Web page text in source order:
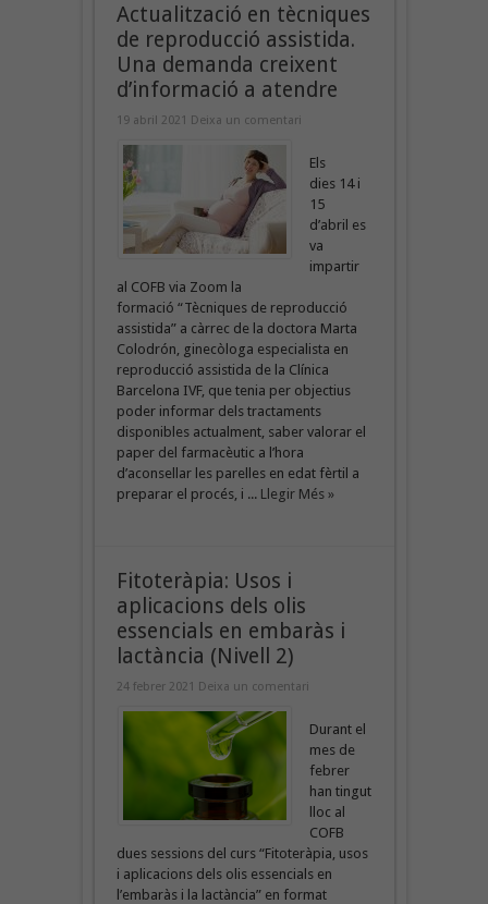
Actualització en tècniques
de reproducció assistida.
Una demanda creixent
d’informació a atendre
19 abril 2021 Deixa un comentari
Els
dies 14 i
15
d’abril es
va
impartir
al COFB via Zoom la
formació “Tècniques de reproducció
assistida” a càrrec de la doctora Marta
Colodrón, ginecòloga especialista en
reproducció assistida de la Clínica
Barcelona IVF, que tenia per objectius
poder informar dels tractaments
disponibles actualment, saber valorar el
paper del farmacèutic a l’hora
d’aconsellar les parelles en edat fèrtil a
preparar el procés, i ... Llegir Més »
Fitoteràpia: Usos i
aplicacions dels olis
essencials en embaràs i
lactància (Nivell 2)
24 febrer 2021 Deixa un comentari
Durant el
mes de
febrer
han tingut
lloc al
COFB
dues sessions del curs “Fitoteràpia, usos
i aplicacions dels olis essencials en
l’embaràs i la lactància” en format